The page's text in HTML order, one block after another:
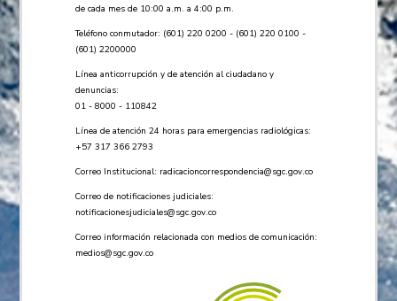
de cada mes de 10:00 a.m. a 4:00 p.m.
Teléfono conmutador: (601) 220 0200 - (601) 220 0100 -
(601) 2200000
Línea anticorrupción y de atención al ciudadano y
denuncias:
01 - 8000 - 110842
Línea de atención 24 horas para emergencias radiológicas:
+57 ​317 366 2793
Correo Institucional: radicacioncorrespondencia@sgc.gov.co
Correo de notificaciones judiciales:
notificacionesjudiciales@sgc.gov.co
Correo información relacionada con medios de comunicación:
medios@sgc.gov.co